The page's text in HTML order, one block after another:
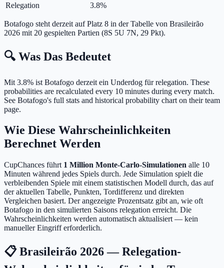
Relegation
3.8%
Botafogo steht derzeit auf Platz 8 in der Tabelle von Brasileirão
2026 mit 20 gespielten Partien (8S 5U 7N, 29 Pkt).
🔍 Was Das Bedeutet
Mit 3.8% ist Botafogo derzeit ein Underdog für relegation. These
probabilities are recalculated every 10 minutes during every match.
See Botafogo's full stats and historical probability chart on their team
page.
Wie Diese Wahrscheinlichkeiten
Berechnet Werden
CupChances führt 1 Million Monte-Carlo-Simulationen alle 10
Minuten während jedes Spiels durch. Jede Simulation spielt die
verbleibenden Spiele mit einem statistischen Modell durch, das auf
der aktuellen Tabelle, Punkten, Tordifferenz und direkten
Vergleichen basiert. Der angezeigte Prozentsatz gibt an, wie oft
Botafogo in den simulierten Saisons relegation erreicht. Die
Wahrscheinlichkeiten werden automatisch aktualisiert — kein
manueller Eingriff erforderlich.
📋 Brasileirão 2026 — Relegation-